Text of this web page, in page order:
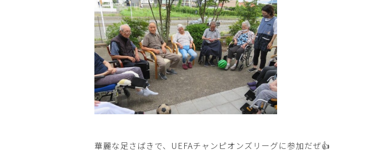
華麗な足さばきで、UEFAチャンピオンズリーグに参加だぜ👍